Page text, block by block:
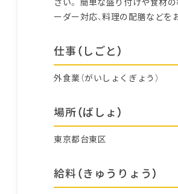
さい。 簡単な盛り付けや食材
ーダー対応、料理の配膳などを
仕事（しごと）
外食業（がいしょくぎょう）
場所（ばしょ）
東京都台東区
給料（きゅうりょう）